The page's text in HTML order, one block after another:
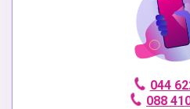
044
088